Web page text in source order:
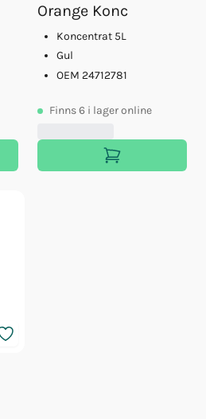
Orange Konc
Koncentrat 5L
Gul
OEM 24712781
Finns6 i lager online